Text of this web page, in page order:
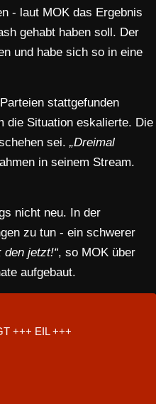
- laut MOK das Ergebnis
gehabt haben soll. Der
und habe sich so in eine
stattgefunden
die Situation eskalierte. Die
sei. „Dreimal
in seinem Stream.
nicht neu. In der
zu tun - ein schwerer
den jetzt!“, so MOK über
aufgebaut.
+++ EIL +++